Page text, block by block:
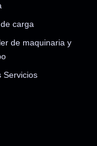
carga
de maquinaria y
Servicios